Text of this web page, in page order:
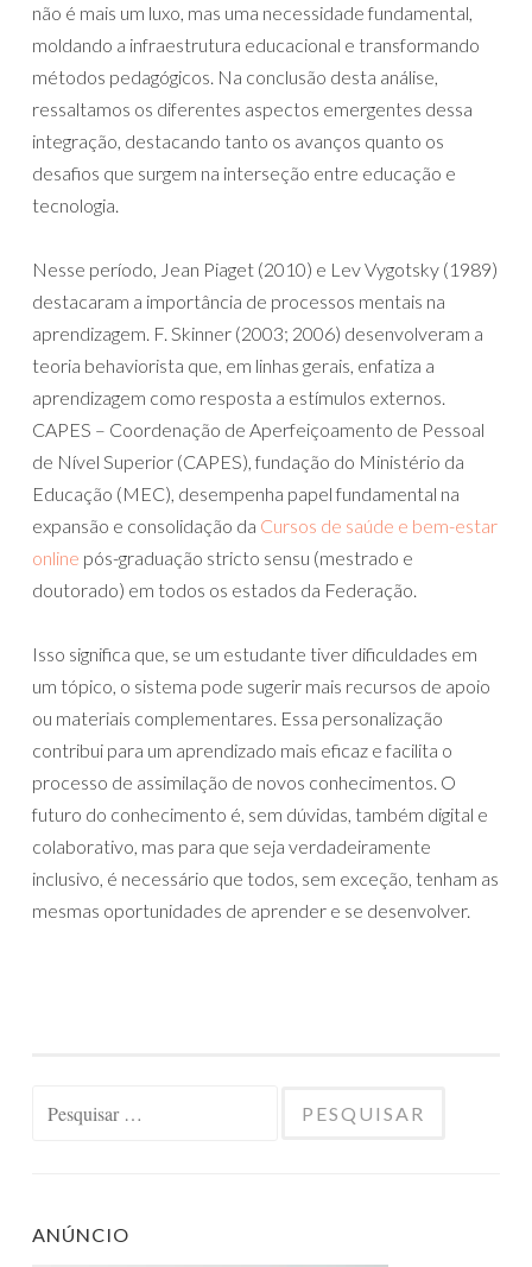
não é mais um luxo, mas uma necessidade fundamental,
moldando a infraestrutura educacional e transformando
métodos pedagógicos. Na conclusão desta análise,
ressaltamos os diferentes aspectos emergentes dessa
integração, destacando tanto os avanços quanto os
desafios que surgem na interseção entre educação e
tecnologia.
Nesse período, Jean Piaget (2010) e Lev Vygotsky (1989)
destacaram a importância de processos mentais na
aprendizagem. F. Skinner (2003; 2006) desenvolveram a
teoria behaviorista que, em linhas gerais, enfatiza a
aprendizagem como resposta a estímulos externos.
CAPES – Coordenação de Aperfeiçoamento de Pessoal
de Nível Superior (CAPES), fundação do Ministério da
Educação (MEC), desempenha papel fundamental na
expansão e consolidação da Cursos de saúde e bem-estar
online pós-graduação stricto sensu (mestrado e
doutorado) em todos os estados da Federação.
Isso significa que, se um estudante tiver dificuldades em
um tópico, o sistema pode sugerir mais recursos de apoio
ou materiais complementares. Essa personalização
contribui para um aprendizado mais eficaz e facilita o
processo de assimilação de novos conhecimentos. O
futuro do conhecimento é, sem dúvidas, também digital e
colaborativo, mas para que seja verdadeiramente
inclusivo, é necessário que todos, sem exceção, tenham as
mesmas oportunidades de aprender e se desenvolver.
ANÚNCIO